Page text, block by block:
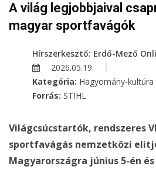
A világ legjobbjaival
magyar sportfavágók
Hírszerkesztő: Erdő-Mező
2026.05.19.
Kategória: Hagyomány-kultúra
Forrás: STIHL
Világcsúcstartók, rendszeres
sportfavágás nemzetközi
Magyarországra június 5-én